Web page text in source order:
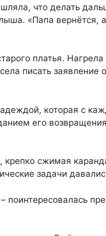
что делать
«Папа вернётся,
платья.
писать заявление
которая с
его
крепко сжимая
задачи
поинтересовалась